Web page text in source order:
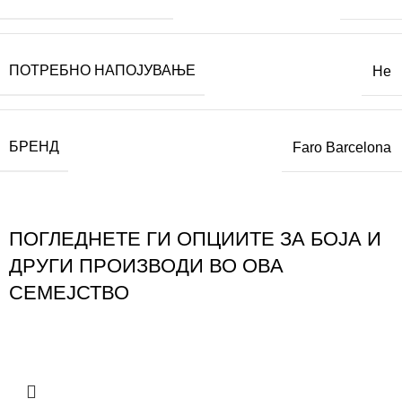
ПОТРЕБНО НАПОЈУВАЊЕ Не
БРЕНД Faro Barcelona
ПОГЛЕДНЕТЕ ГИ ОПЦИИТЕ ЗА БОЈА И
ДРУГИ ПРОИЗВОДИ ВО ОВА
СЕМЕЈСТВО